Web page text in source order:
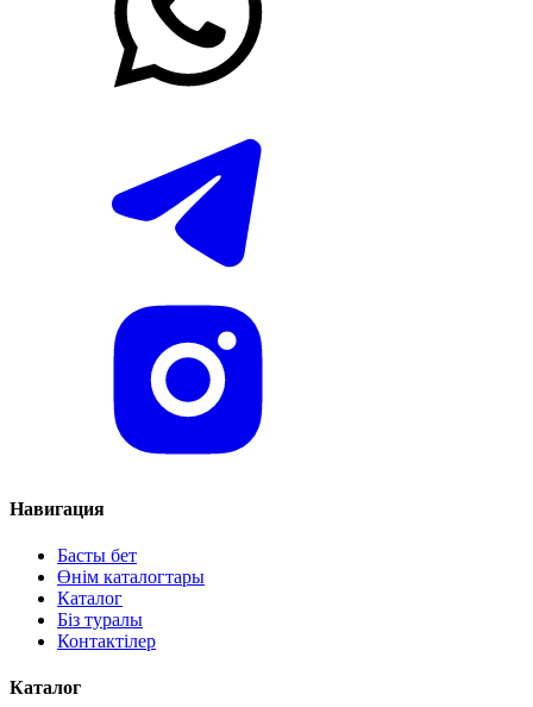
Навигация
Басты бет
Өнім каталогтары
Каталог
Біз туралы
Контактілер
Каталог